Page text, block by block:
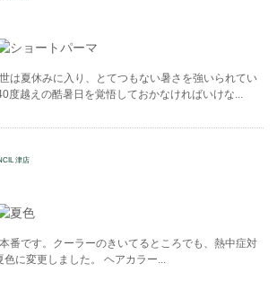
は夏休みに入り、とてつもない暑さを強いられてい
度越えの酷暑日を覚悟しておかなければいけな...
津店
番です。クーラーのきいてるところでも、熱中症対
に変更しました。 ヘアカラー...